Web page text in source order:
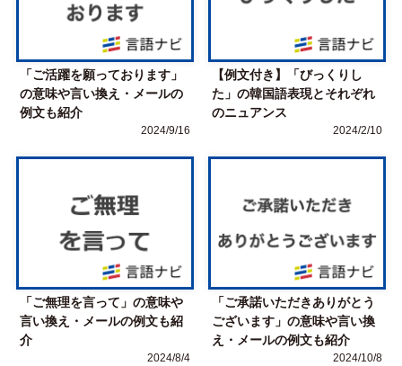
「ご活躍を願っております」
の意味や言い換え・メールの
例文も紹介
2024/9/16
【例文付き】「びっくりし
た」の韓国語表現とそれぞれ
のニュアンス
2024/2/10
「ご無理を言って」の意味や
言い換え・メールの例文も紹
介
2024/8/4
「ご承諾いただきありがとう
ございます」の意味や言い換
え・メールの例文も紹介
2024/10/8